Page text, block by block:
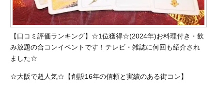
【口コミ評価ランキング】☆1位獲得☆(2024年)お料理付き・飲
み放題の合コンイベントです！テレビ・雑誌に何回も紹介され
ました☆
☆大阪で超人気☆【創設16年の信頼と実績のある街コン】